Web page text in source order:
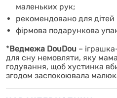
маленьких рук;
рекомендовано для
фірмова подарункова
*Ведмежа DouDou –
для сну немовляти, яку
годування, щоб хустинка
згодом заспокоювала